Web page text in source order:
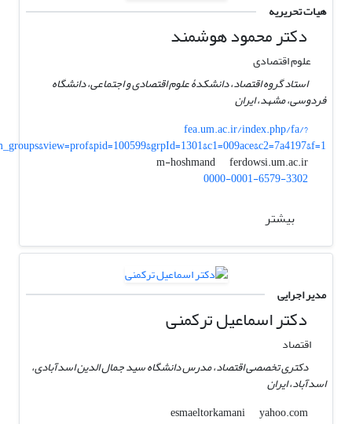
هیات تحریریه
دکتر محمود هوشمند
علوم اقتصادی
استاد گروه اقتصاد، دانشکدۀ علوم اقتصادی و اجتماعی، دانشگاه
فردوسی، مشهد، ایران
fea.um.ac.ir/index.php/fa/?
m-hoshmand
ferdowsi.um.ac.ir
0000-0001-6579-3302
بیشتر
مدیر اجرایی
دکتر اسماعیل ترکمنی
اقتصاد
دکتری تخصصی اقتصاد، مدرس دانشگاه سید جمال الدین اسدآبادی،
اسدآباد، ایران
esmaeltorkamani
yahoo.com